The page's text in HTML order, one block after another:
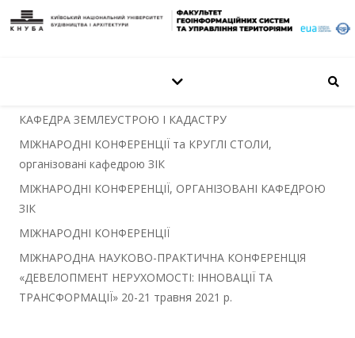
КАФЕДРА ЗЕМЛЕУСТРОЮ І КАДАСТРУ
МІЖНАРОДНІ КОНФЕРЕНЦІЇ та КРУГЛІ СТОЛИ,
організовані кафедрою ЗІК
МІЖНАРОДНІ КОНФЕРЕНЦІЇ, ОРГАНІЗОВАНІ КАФЕДРОЮ
ЗІК
МІЖНАРОДНІ КОНФЕРЕНЦІЇ
МІЖНАРОДНА НАУКОВО-ПРАКТИЧНА КОНФЕРЕНЦІЯ
«ДЕВЕЛОПМЕНТ НЕРУХОМОСТІ: ІННОВАЦІЇ ТА
ТРАНСФОРМАЦІЇ» 20-21 травня 2021 р.